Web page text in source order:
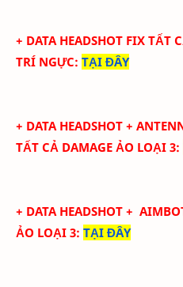
+ DATA HEADSHOT FIX TẤT
TRÍ NGỰC: TẠI ĐÂY
+ DATA HEADSHOT +
TẤT CẢ DAMAGE ẢO LOẠI 3:
+ DATA HEADSHOT +
ẢO LOẠI 3: TẠI ĐÂY